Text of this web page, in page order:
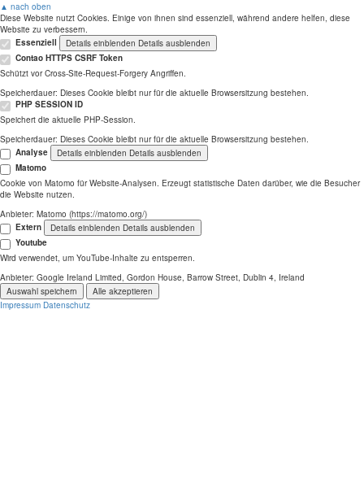
▲ nach oben
Diese Website nutzt Cookies. Einige von ihnen sind essenziell, während andere helfen, diese
Website zu verbessern.
Essenziell
Details einblenden Details ausblenden
Contao HTTPS CSRF Token
Schützt vor Cross-Site-Request-Forgery Angriffen.
Speicherdauer: Dieses Cookie bleibt nur für die aktuelle Browsersitzung bestehen.
PHP SESSION ID
Speichert die aktuelle PHP-Session.
Speicherdauer: Dieses Cookie bleibt nur für die aktuelle Browsersitzung bestehen.
Analyse
Details einblenden Details ausblenden
Matomo
Cookie von Matomo für Website-Analysen. Erzeugt statistische Daten darüber, wie die Besucher
die Website nutzen.
Anbieter: Matomo (https://matomo.org/)
Extern
Details einblenden Details ausblenden
Youtube
Wird verwendet, um YouTube-Inhalte zu entsperren.
Anbieter: Google Ireland Limited, Gordon House, Barrow Street, Dublin 4, Ireland
Auswahl speichern
Alle akzeptieren
Impressum Datenschutz